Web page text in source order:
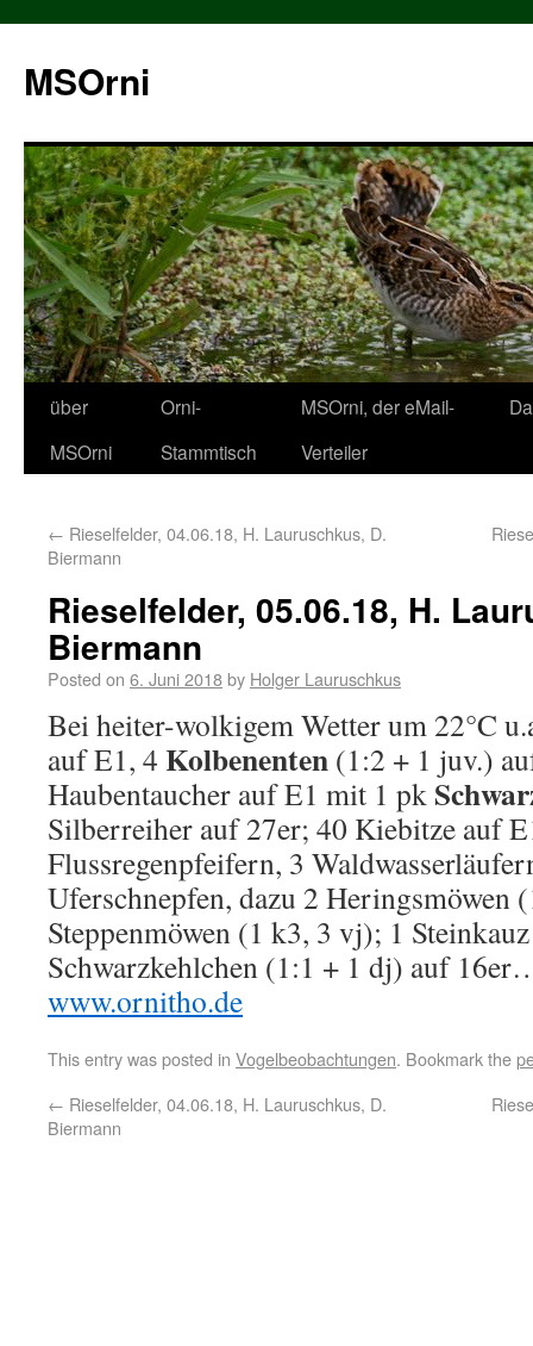
MSOrni
über
MSOrni
Orni-
Stammtisch
MSOrni, der eMail-
Verteiler
← Rieselfelder, 04.06.18, H. Lauruschkus, D.
Biermann
Rieselfelder, 05.06.18, H.
Biermann
Posted on 6. Juni 2018by Holger Lauruschkus
Bei heiter-wolkigem Wetter um 22°C
auf E1, 4 Kolbenenten (1:2 + 1 juv.)
Haubentaucher auf E1 mit 1 pk
Silberreiher auf 27er; 40 Kiebitze auf
Flussregenpfeifern, 3
Uferschnepfen, dazu 2 Heringsmöwen
Steppenmöwen (1 k3, 3 vj); 1
Schwarzkehlchen (1:1 + 1 dj) auf
www.ornitho.de
This entry was posted in Vogelbeobachtungen. Bookmark the
← Rieselfelder, 04.06.18, H. Lauruschkus, D.
Biermann